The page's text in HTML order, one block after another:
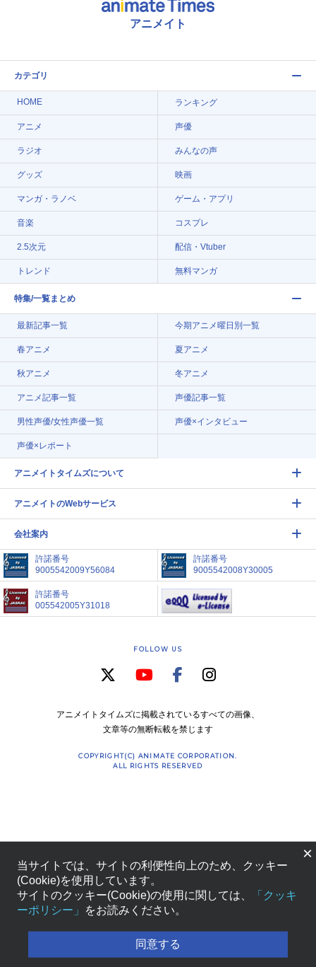
アニメイト
カテゴリ
HOME ランキング
アニメ 声優
ラジオ みんなの声
グッズ 映画
マンガ・ラノベ ゲーム・アプリ
音楽 コスプレ
2.5次元 配信・Vtuber
トレンド 無料マンガ
特集/一覧まとめ
最新記事一覧 今期アニメ曜日別一覧
春アニメ 夏アニメ
秋アニメ 冬アニメ
アニメ記事一覧 声優記事一覧
男性声優/女性声優一覧 声優×インタビュー
声優×レポート
アニメイトタイムズについて
アニメイトのWebサービス
会社案内
許諾番号
9005542009Y56084
許諾番号
9005542008Y30005
許諾番号
005542005Y31018
FOLLOW US
アニメイトタイムズに掲載されているすべての画像、
文章等の無断転載を禁じます
COPYRIGHT(C) ANIMATE CORPORATION.
ALL RIGHTS RESERVED
×
当サイトでは、サイトの利便性向上のため、クッキー
(Cookie)を使用しています。
サイトのクッキー(Cookie)の使用に関しては、
「クッキ
ーポリシー」
をお読みください。
同意する